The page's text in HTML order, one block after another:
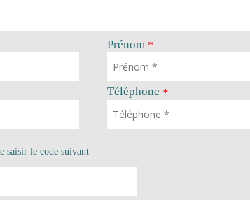
Prénom *
Téléphone *
saisir le code suivant